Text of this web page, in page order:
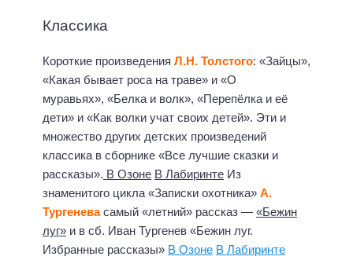
Классика
Короткие произведения Л.Н. Толстого: «Зайцы»,
«Какая бывает роса на траве» и «О
муравьях», «Белка и волк», «Перепёлка и её
дети» и «Как волки учат своих детей». Эти и
множество других детских произведений
классика в сборнике «Все лучшие сказки и
рассказы». В Озоне В Лабиринте Из
знаменитого цикла «Записки охотника» А.
Тургеневасамый «летний» рассказ — «Бежин
луг» и в сб. Иван Тургенев «Бежин луг.
Избранные рассказы» В Озоне В Лабиринте